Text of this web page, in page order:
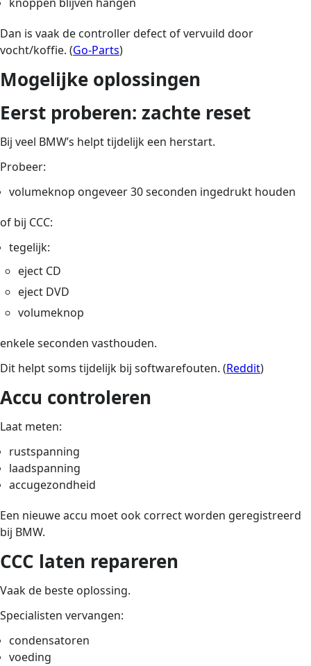
Dan is vaak de controller defect of vervuild door
vocht/koffie. (Go-Parts)
Mogelijke oplossingen
Eerst proberen: zachte reset
Bij veel BMW’s helpt tijdelijk een herstart.
Probeer:
volumeknop ongeveer 30 seconden ingedrukt houden
of bij CCC:
tegelijk:
eject CD
eject DVD
volumeknop
enkele seconden vasthouden.
Dit helpt soms tijdelijk bij softwarefouten. (Reddit)
Accu controleren
Laat meten:
rustspanning
laadspanning
accugezondheid
Een nieuwe accu moet ook correct worden geregistreerd
bij BMW.
CCC laten repareren
Vaak de beste oplossing.
Specialisten vervangen:
condensatoren
voeding